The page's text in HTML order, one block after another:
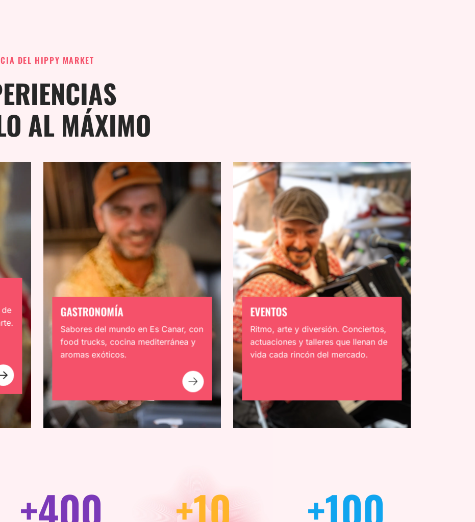
DEL HIPPY MARKET
AL MÁXIMO
de
GASTRONOMÍA
Sabores del mundo en Es Canar, con
food trucks, cocina mediterránea y
aromas exóticos.
EVENTOS
Ritmo, arte y diversión. Conciertos,
actuaciones y talleres que llenan de
vida cada rincón del mercado.
+400 +10 +100